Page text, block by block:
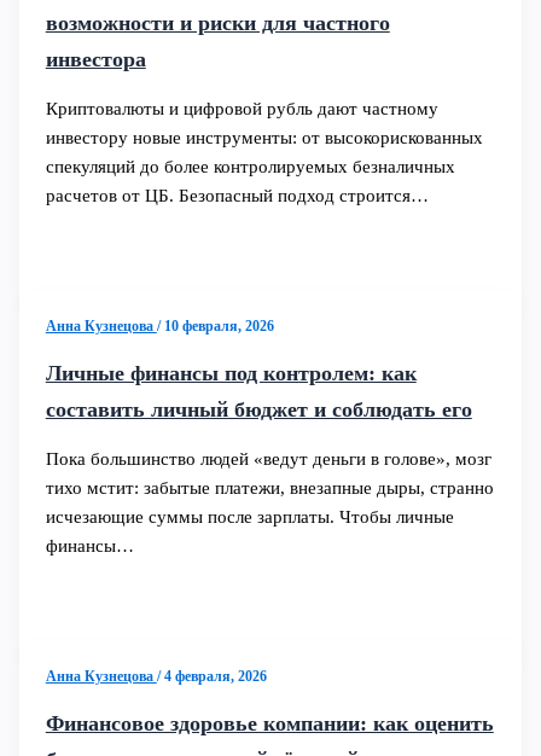
возможности и риски для частного
инвестора
Криптовалюты и цифровой рубль дают частному
инвестору новые инструменты: от высокорискованных
спекуляций до более контролируемых безналичных
расчетов от ЦБ. Безопасный подход строится…
Анна Кузнецова / 10 февраля, 2026
Личные финансы под контролем: как
составить личный бюджет и соблюдать его
Пока большинство людей «ведут деньги в голове», мозг
тихо мстит: забытые платежи, внезапные дыры, странно
исчезающие суммы после зарплаты. Чтобы личные
финансы…
Анна Кузнецова /4 февраля, 2026
Финансовое здоровье компании: как оценить